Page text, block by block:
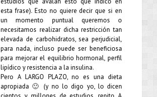
esta frase). Esto no quiere decir que si en
un momento puntual queremos o
necesitamos realizar dicha restricción tan
elevada de carbohidratos, sea perjudicial,
para nada, incluso puede ser beneficiosa
para mejorar el equilibrio hormonal, perfil
lipídico y resistencia a la insulina.
Pero A LARGO PLAZO, no es una dieta
apropiada 🙂 (y no lo digo yo, lo dicen